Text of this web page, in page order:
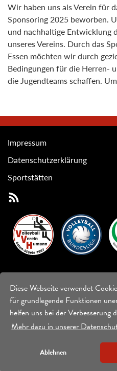
Diese Webseite verwendet
für grundlegende Funktionen
helfen uns bei der Verbesserung
Mehr dazu in unserer
Ablehnen
Wir haben uns als Verein für
Sponsoring 2025 beworben.
und nachhaltige Entwicklung
unseres Vereins. Durch das
Essen möchten wir durch
Bedingungen für die Herren-
die Jugendteams schaffen.
Impressum
Datenschutzerklärung
Sportstätten